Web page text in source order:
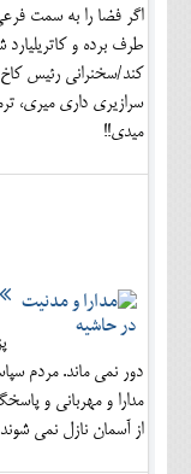
اگر فضا را به سمت
طرف برده و
کند/سخنرانی رئیس کاخ
سرازیری داری میری،
میدی!!
دور نمی ماند. مردم
مدارا و مهربانی و
از آسمان نازل نمی